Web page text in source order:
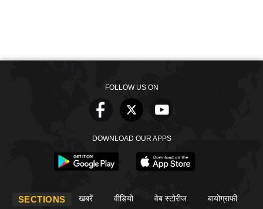
FOLLOW US ON
DOWNLOAD OUR APPS
SECTIONS खबरें वीडियो वेब स्टोरीज बायोग्राफी